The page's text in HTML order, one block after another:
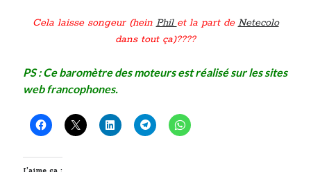
Anthony dansComment j’ai opéré ma vélorution toute personnelle
Comment j’ai opéré ma vélorution toute
Entretien ménager dans T’as vu quoi ? #52
Cela laisse songeur (hein Phil et la part de Netecolo
dans tout ça)????
PS :Ce baromètre des moteurs est réalisé sur les sites
web francophones.